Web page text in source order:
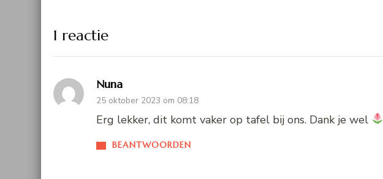
1 reactie
Nuna
25 oktober 2023 om 08:18
BEANTWOORDEN
Erg lekker, dit komt vaker op tafel bij ons. Dank je wel